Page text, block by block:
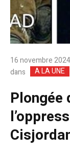
16 novembre 2024
dans
A LA UNE
Plongée